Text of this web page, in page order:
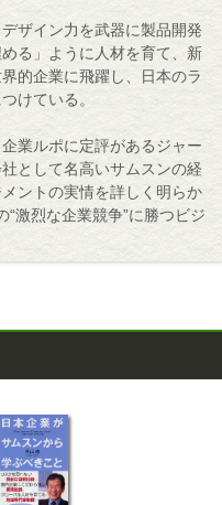
ザイン力を武器に製品開発
る」ように人材を育て、新
的企業に飛躍し、日本のラ
けている。
業ルポに定評があるジャー
として名高いサムスンの経
ントの実情を詳しく明らか
激烈な企業競争”に勝つビジ